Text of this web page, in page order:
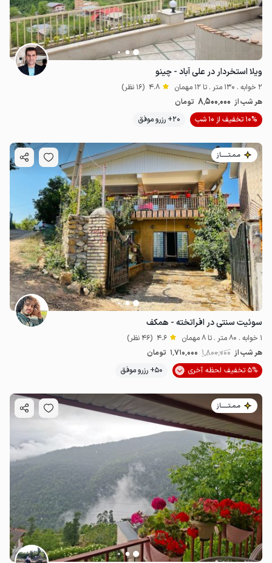
ویلا استخردار در علی آباد - چینو
2 خوابه . 130 متر . تا 12 مهمان 4.8 (16 نظر)
هر شب از 8٬500٬000 تومان
10% تخفیف از 10 شب
20+ رزرو موفق
مـمـتــــــاز
سوئیت سنتی در افراتخته - همکف
1 خوابه . 80 متر . تا 8 مهمان 4.6 (46 نظر)
هر شب از 1٬800٬000 1٬710٬000 تومان
5% تخفیف لحظه آخری
50+ رزرو موفق
مـمـتــــــاز